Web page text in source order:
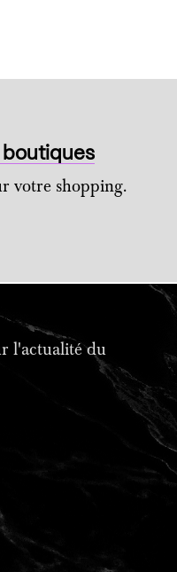
boutiques
votre shopping.
l'actualité du